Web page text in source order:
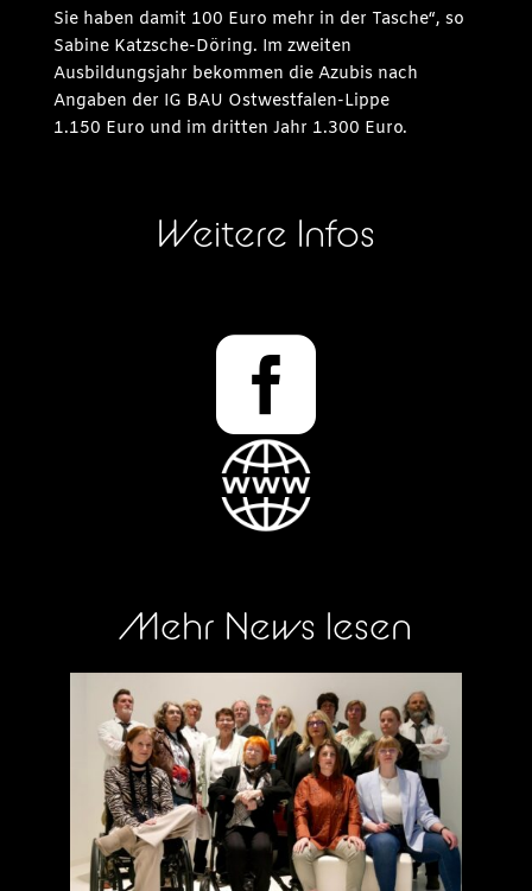
Sie haben damit 100 Euro mehr in der Tasche“, so
Sabine Katzsche-Döring. Im zweiten
Ausbildungsjahr bekommen die Azubis nach
Angaben der IG BAU Ostwestfalen-Lippe
1.150 Euro und im dritten Jahr 1.300 Euro.
Weitere Infos

Mehr News lesen